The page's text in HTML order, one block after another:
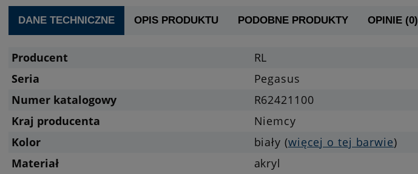
DANE TECHNICZNE OPIS PRODUKTU PODOBNE PRODUKTY OPINIE (0)
Producent
RL
Seria
Pegasus
Numer katalogowy
R62421100
Kraj producenta
Niemcy
Kolor
biały (więcej o tej barwie)
Materiał
akryl